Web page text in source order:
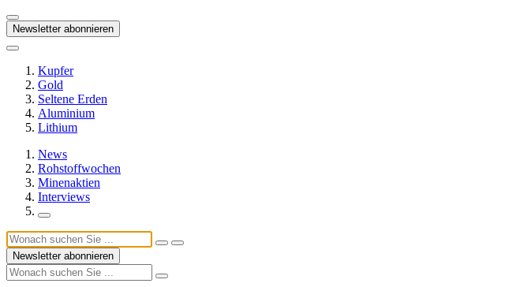
Newsletter abonnieren
Kupfer
Gold
Seltene Erden
Aluminium
Lithium
News
Rohstoffwochen
Minenaktien
Interviews
Newsletter abonnieren